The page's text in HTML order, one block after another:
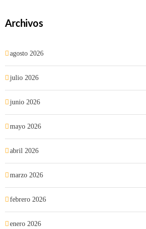
Archivos
agosto 2026
julio 2026
junio 2026
mayo 2026
abril 2026
marzo 2026
febrero 2026
enero 2026